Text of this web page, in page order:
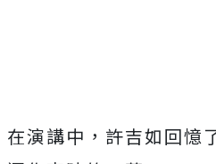
在演講中，許吉如回憶